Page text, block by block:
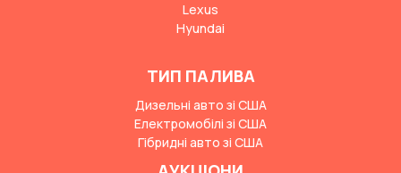
Lexus
Hyundai
ТИП ПАЛИВА
Дизельні авто зі США
Електромобілі зі США
Гібридні авто зі США